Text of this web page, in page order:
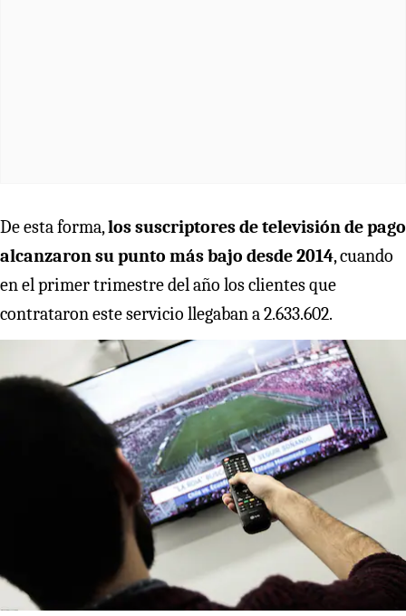
De esta forma,los suscriptores de televisión de pago
alcanzaron su punto más bajo desde 2014, cuando
en el primer trimestre del año los clientes que
contrataron este servicio llegaban a 2.633.602.